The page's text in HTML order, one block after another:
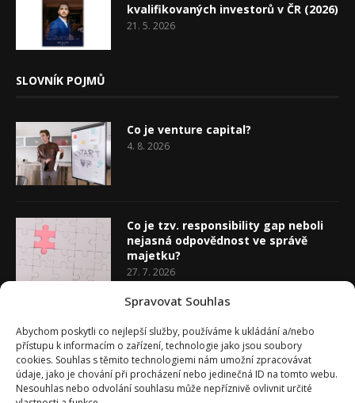
Spravovat Souhlas
Abychom poskytli co nejlepší služby, používáme k ukládání a/nebo
přístupu k informacím o zařízení, technologie jako jsou soubory
cookies. Souhlas s těmito technologiemi nám umožní zpracovávat
údaje, jako je chování při procházení nebo jedinečná ID na tomto webu.
Nesouhlas nebo odvolání souhlasu může nepříznivě ovlivnit určité
kvalifikovaných investorů v ČR (2026)
21. 5. 2026
SLOVNÍK POJMŮ
Co je venture capital?
4. 8. 2026
Co je tzv. responsibility gap neboli
nejasná odpovědnost ve správě
majetku?
27. 7. 2026
20. 7. 2026